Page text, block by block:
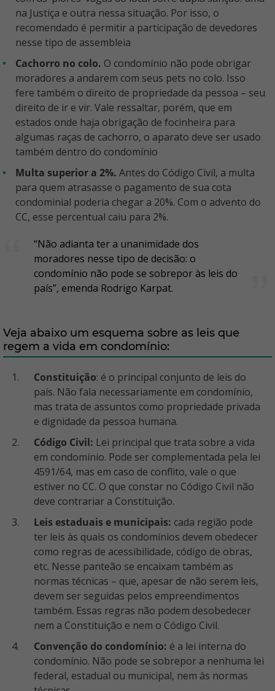
na Justiça e outra nessa situação. Por isso, o
recomendado é permitir a participação de devedores
nesse tipo de assembleia
Cachorro no colo. O condomínio não pode obrigar
moradores a andarem com seus pets no colo. Isso
fere também o direito de propriedade da pessoa – seu
direito de ir e vir. Vale ressaltar, porém, que em
estados onde haja obrigação de focinheira para
algumas raças de cachorro, o aparato deve ser usado
também dentro do condomínio
Multa superior a 2%. Antes do Código Civil, a multa
para quem atrasasse o pagamento de sua cota
condominial poderia chegar a 20%. Com o advento do
CC, esse percentual caiu para 2%.
“Não adianta ter a unanimidade dos
moradores nesse tipo de decisão: o
condomínio não pode se sobrepor às leis do
país”, emenda Rodrigo Karpat.
Veja abaixo um esquema sobre as leis que
regem a vida em condomínio:
Constituição: é o principal conjunto de leis do
país. Não fala necessariamente em condomínio,
mas trata de assuntos como propriedade privada
e dignidade da pessoa humana.
Código Civil: Lei principal que trata sobre a vida
em condomínio. Pode ser complementada pela lei
4591/64, mas em caso de conflito, vale o que
estiver no CC. O que constar no Código Civil não
deve contrariar a Constituição.
Leis estaduais e municipais: cada região pode
ter leis às quais os condomínios devem obedecer
como regras de acessibilidade, código de obras,
etc. Nesse panteão se encaixam também as
normas técnicas – que, apesar de não serem leis,
devem ser seguidas pelos empreendimentos
também. Essas regras não podem desobedecer
nem a Constituição e nem o Código Civil.
Convenção do condomínio: é a lei interna do
condomínio. Não pode se sobrepor a nenhuma lei
federal, estadual ou municipal, nem às normas